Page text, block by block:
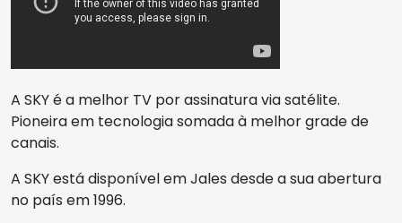
A SKY é a melhor TV por assinatura via satélite.
Pioneira em tecnologia somada à melhor grade de
canais.
A SKY está disponível em Jales desde a sua abertura
no país em 1996.